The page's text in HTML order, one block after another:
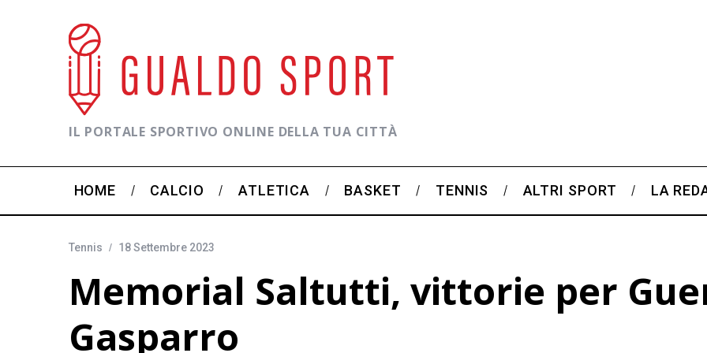
IL PORTALE SPORTIVO ONLINE DELLA TUA CITTÀ
HOME CALCIO ATLETICA BASKET TENNIS ALTRI SPORT LA
Tennis 18 Settembre 2023
Memorial Saltutti, vittorie per
Gasparro